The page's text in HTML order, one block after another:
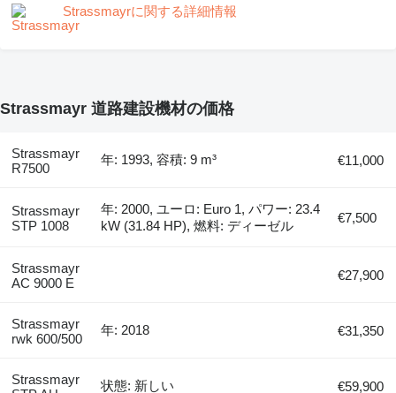
Strassmayrに関する詳細情報
Strassmayr 道路建設機材の価格
Strassmayr
R7500
年: 1993, 容積: 9 m³ €11,000
Strassmayr
STP 1008
年: 2000, ユーロ: Euro 1, パワー: 23.4
kW (31.84 HP), 燃料: ディーゼル
€7,500
Strassmayr
AC 9000 E
€27,900
Strassmayr
rwk 600/500
年: 2018 €31,350
Strassmayr
状態: 新しい €59,900